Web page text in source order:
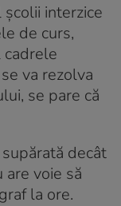
interzice
de curs,
va rezolva
se pare că
decât
are voie să
la ore.